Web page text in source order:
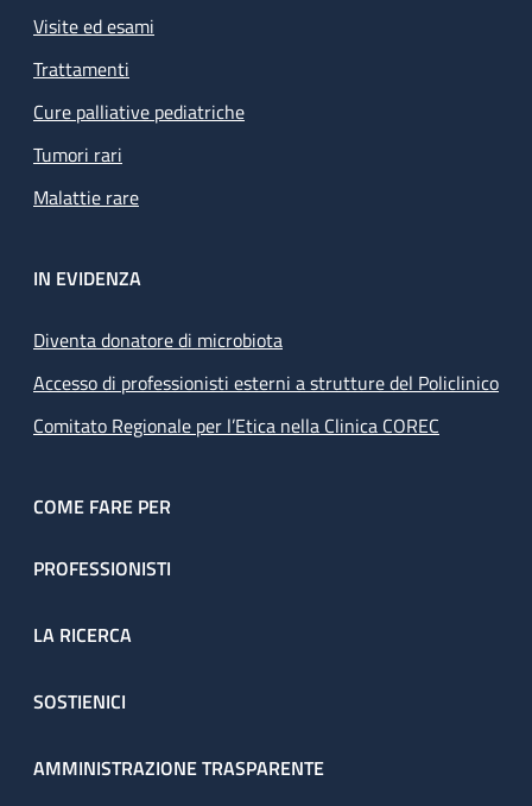
Visite ed esami
Trattamenti
Cure palliative pediatriche
Tumori rari
Malattie rare
IN EVIDENZA
Diventa donatore di microbiota
Accesso di professionisti esterni a strutture del Policlinico
Comitato Regionale per l’Etica nella Clinica COREC
COME FARE PER
PROFESSIONISTI
LA RICERCA
SOSTIENICI
AMMINISTRAZIONE TRASPARENTE